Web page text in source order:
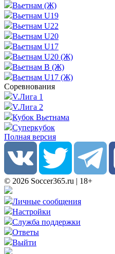
Вьетнам (Ж)
Вьетнам U19
Вьетнам U22
Вьетнам U20
Вьетнам U17
Вьетнам U20 (Ж)
Вьетнам B (Ж)
Вьетнам U17 (Ж)
Соревнования
V.Лига 1
V.Лига 2
Кубок Вьетнама
Суперкубок
Полная версия
© 2026 Soccer365.ru | 18+
Личные сообщения
Настройки
Служба поддержки
Ответы
Выйти